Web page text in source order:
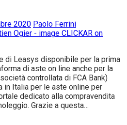
2020 Paolo Ferrini
di Leasys disponibile per la prima
di aste on line anche per la
controllata di FCA Bank)
in Italia per le aste online per
dedicato alla compravendita
Grazie a questa…